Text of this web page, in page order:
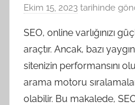
Ekim 15, 2023 tarihinde
SEO, online varlığınızı
araçtır. Ancak, bazı
sitenizin performansını
arama motoru
olabilir. Bu makalede,